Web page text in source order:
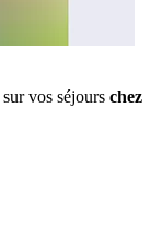
sur vos séjours chez